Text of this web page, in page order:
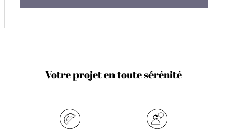
Votre projet en toute sérénité